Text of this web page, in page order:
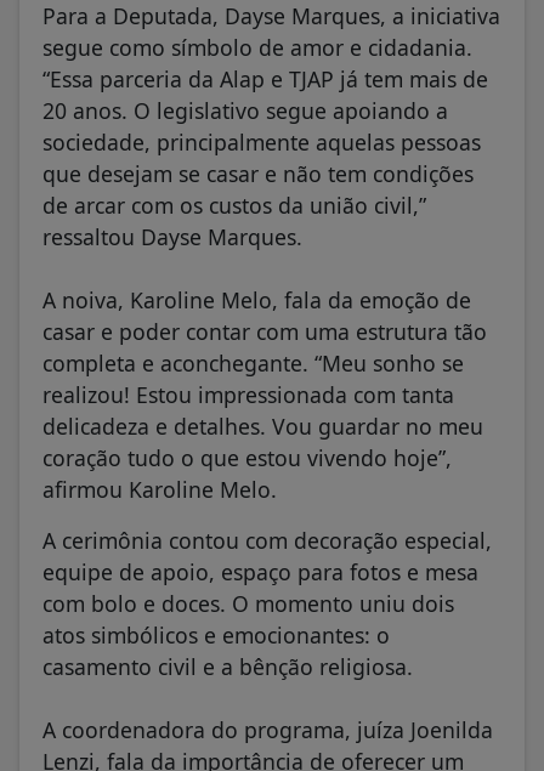
Para a Deputada, Dayse Marques, a iniciativa
segue como símbolo de amor e cidadania.
“Essa parceria da Alap e TJAP já tem mais de
20 anos. O legislativo segue apoiando a
sociedade, principalmente aquelas pessoas
que desejam se casar e não tem condições
de arcar com os custos da união civil,”
ressaltou Dayse Marques.
A noiva, Karoline Melo, fala da emoção de
casar e poder contar com uma estrutura tão
completa e aconchegante. “Meu sonho se
realizou! Estou impressionada com tanta
delicadeza e detalhes. Vou guardar no meu
coração tudo o que estou vivendo hoje”,
afirmou Karoline Melo.
A cerimônia contou com decoração especial,
equipe de apoio, espaço para fotos e mesa
com bolo e doces. O momento uniu dois
atos simbólicos e emocionantes: o
casamento civil e a bênção religiosa.
A coordenadora do programa, juíza Joenilda
Lenzi, fala da importância de oferecer um